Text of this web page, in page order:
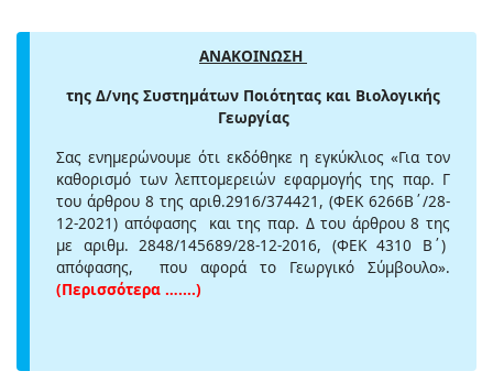
ΑΝΑΚΟΙΝΩΣΗ
της Δ/νης Συστημάτων Ποιότητας και Βιολογικής
Γεωργίας
Σας ενημερώνουμε ότι εκδόθηκε η εγκύκλιος «Για τον
καθορισμό των λεπτομερειών εφαρμογής της παρ. Γ
του άρθρου 8 της αριθ.2916/374421, (ΦΕΚ 6266Β΄/28-
12-2021) απόφασης και της παρ. Δ του άρθρου 8 της
με αριθμ. 2848/145689/28-12-2016, (ΦΕΚ 4310 Β΄)
απόφασης, που αφορά το Γεωργικό Σύμβουλο».
(Περισσότερα …....)